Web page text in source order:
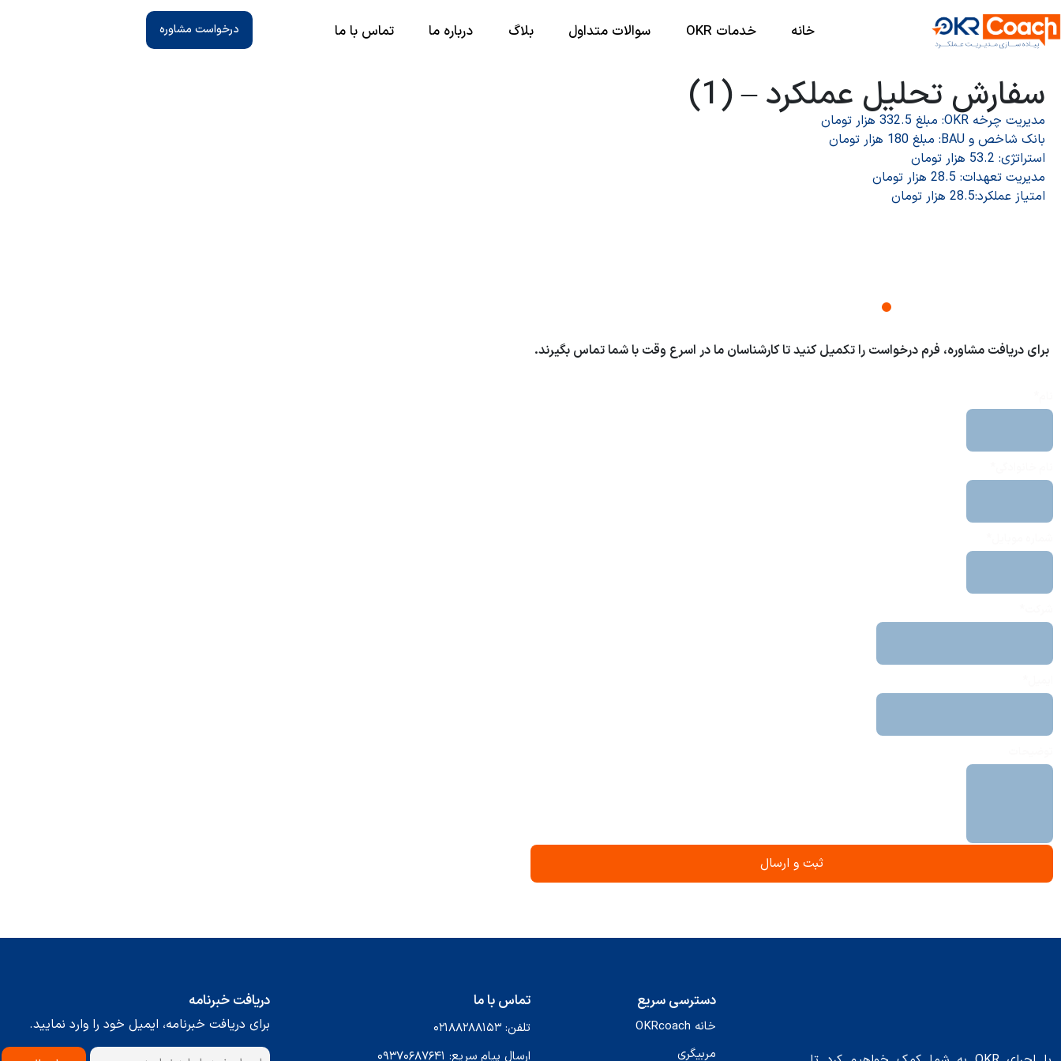
خانه خدمات OKR سوالات متداول بلاگ درباره ما تماس با ما درخواست مشاوره
سفارش تحلیل عملکرد – (1)
مدیریت چرخه OKR: مبلغ 332.5 هزار تومان
بانک شاخص و BAU: مبلغ 180 هزار تومان
استراتژی: 53.2 هزار تومان
مدیریت تعهدات: 28.5 هزار تومان
امتیاز عملکرد:28.5 هزار تومان
برای دریافت مشاوره، فرم درخواست را تکمیل کنید تا کارشناسان ما در اسرع وقت با شما تماس بگیرند.
دسترسی سریع
خانه OKRcoach
مربیگری
تماس با ما
تلفن: ۰۲۱۸۸۲۸۸۱۵۳
ارسال پیام سریع: ۰۹۳۷۰۶۸۷۶۴۱
دریافت خبرنامه
برای دریافت خبرنامه، ایمیل خود را وارد نمایید.